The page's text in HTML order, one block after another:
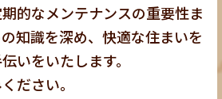
的なメンテナンスの重要性ま
知識を深め、快適な住まいを
いをいたします。
ださい。